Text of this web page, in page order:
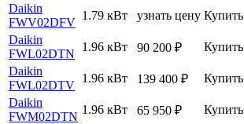
Daikin
FWV02DFV
1.79 кВт узнать цену Купить
Daikin
FWL02DTN
1.96 кВт 90 200 ₽
Купить
Daikin
FWL02DTV
1.96 кВт 139 400 ₽
Купить
Daikin
FWM02DTN
1.96 кВт 65 950 ₽
Купить